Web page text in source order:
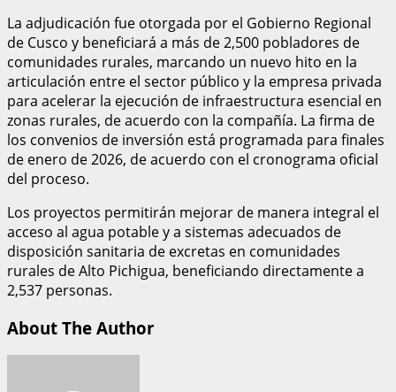
La adjudicación fue otorgada por el Gobierno Regional
de Cusco y beneficiará a más de 2,500 pobladores de
comunidades rurales, marcando un nuevo hito en la
articulación entre el sector público y la empresa privada
para acelerar la ejecución de infraestructura esencial en
zonas rurales, de acuerdo con la compañía. La firma de
los convenios de inversión está programada para finales
de enero de 2026, de acuerdo con el cronograma oficial
del proceso.
Los proyectos permitirán mejorar de manera integral el
acceso al agua potable y a sistemas adecuados de
disposición sanitaria de excretas en comunidades
rurales de Alto Pichigua, beneficiando directamente a
2,537 personas.
About The Author